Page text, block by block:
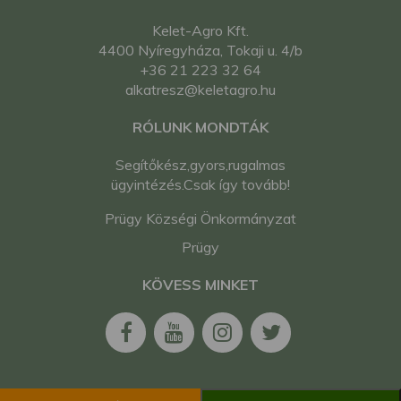
Kelet-Agro Kft.
4400 Nyíregyháza, Tokaji u. 4/b
+36 21 223 32 64
alkatresz@keletagro.hu
RÓLUNK MONDTÁK
Segítőkész,gyors,rugalmas
ügyintézés.Csak így tovább!
Prügy Községi Önkormányzat
Prügy
KÖVESS MINKET